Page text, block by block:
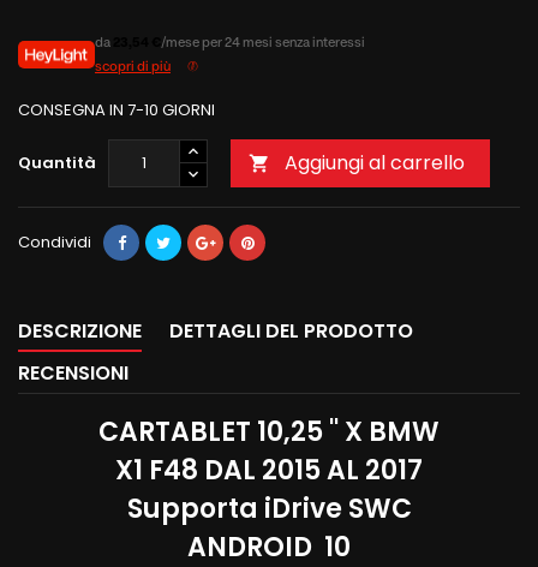
da
/mese per 24 mesi senza interessi
scopri di più
CONSEGNA IN 7-10 GIORNI
Quantità  Aggiungi al carrello
Condividi
DESCRIZIONE
DETTAGLI DEL PRODOTTO
RECENSIONI
CARTABLET 10,25 '' X BMW
X1 F48 DAL 2015 AL 2017
Supporta iDrive SWC
ANDROID 10